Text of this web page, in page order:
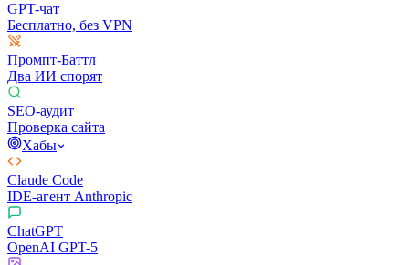
GPT-чат
Бесплатно, без VPN
Промпт-Баттл
Два ИИ спорят
SEO-аудит
Проверка сайта
Хабы
Claude Code
IDE-агент Anthropic
ChatGPT
OpenAI GPT-5